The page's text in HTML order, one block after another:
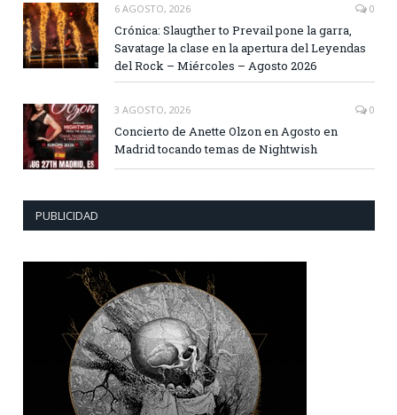
6 AGOSTO, 2026 0
Crónica: Slaugther to Prevail pone la garra,
Savatage la clase en la apertura del Leyendas
del Rock – Miércoles – Agosto 2026
3 AGOSTO, 2026 0
Concierto de Anette Olzon en Agosto en
Madrid tocando temas de Nightwish
PUBLICIDAD